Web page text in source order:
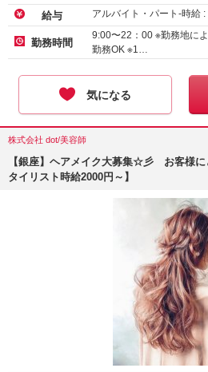
給与
アルバイト・パート-時給 :
勤務時間
9:00〜22：00 ※勤務地により時間帯が異なる ※夕方までの
勤務OK ※1…
気になる
株式会社 dot/美容師
【銀座】ヘアメイク大募集☆彡 お客様
タイリスト時給2000円～】